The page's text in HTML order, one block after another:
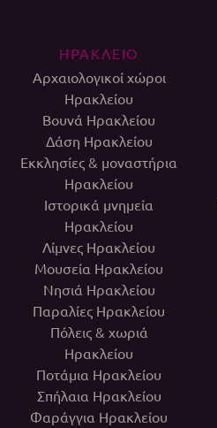
ΗΡΑΚΛΕΙΟ
Αρχαιολογικοί χώροι
Ηρακλείου
Βουνά Ηρακλείου
Δάση Ηρακλείου
Εκκλησίες & μοναστήρια
Ηρακλείου
Ιστορικά μνημεία
Ηρακλείου
Λίμνες Ηρακλείου
Μουσεία Ηρακλείου
Νησιά Ηρακλείου
Παραλίες Ηρακλείου
Πόλεις & χωριά
Ηρακλείου
Ποτάμια Ηρακλείου
Σπήλαια Ηρακλείου
Φαράγγια Ηρακλείου